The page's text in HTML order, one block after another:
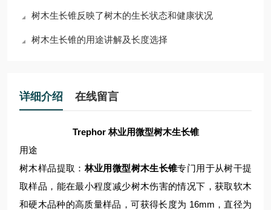
树木生长锥反映了树木的生长状态和健康状况
树木生长锥的用途讲解及长度选择
详细介绍 在线留言
Trephor 林业用微型树木生长锥
用途
树木样品提取：林业用微型树木生长锥专门用于从树干提
取样品，能在最小程度减少树木伤害的情况下，获取软木
和硬木品种的高质量样品，可获得长度为 16mm，直径为